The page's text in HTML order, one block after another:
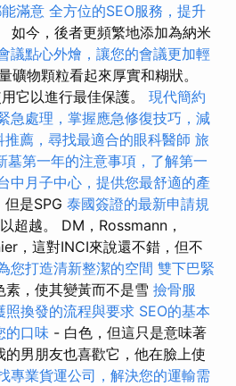
滿意 全方位的SEO服務，提升
如今，後者更頻繁地添加為納米
議點心外燴，讓您的會議更加輕
物顆粒看起來厚實和糊狀。
它以進行最佳保護。 現代簡約
急處理，掌握應急修復技巧，減
推薦，尋找最適合的眼科醫師 旅
墓第一年的注意事項，了解第一
中月子中心，提供您最舒適的產
是SPG 泰國簽證的最新申請規
超越。 DM，Rossmann，
，這對INCI來說還不錯，但不
您打造清新整潔的空間 雙下巴緊
素，使其變黃而不是雪 撿骨服
照換發的流程與要求 SEO的基本
的口味 - 白色，但這只是意味著
男朋友也喜歡它，他在臉上使
專業貨運公司，解決您的運輸需